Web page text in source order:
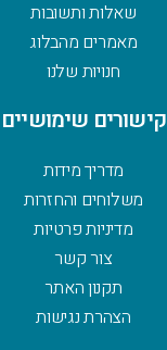
שאלות ותשובות
מאמרים מהבלוג
חנויות שלנו
קישורים שימושיים
מדריך מידות
משלוחים והחזרות
מדיניות פרטיות
צור קשר
תקנון האתר
הצהרת נגישות